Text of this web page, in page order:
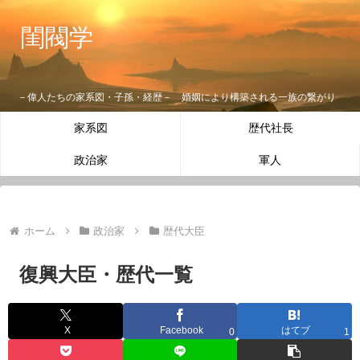
閨閥学
－偉人たちの家系図・子孫・経歴－ 婚姻により構築される一族の繋がり
家系図 歴代社長
政治家 軍人
ホーム 政治家 歴代大臣
復興大臣・歴代一覧
X Facebook 0 はてブ 1